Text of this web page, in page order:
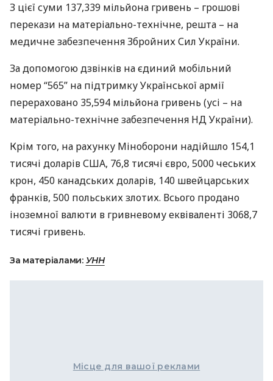
З цієї суми 137,339 мільйона гривень – грошові
перекази на матеріально-технічне, решта – на
медичне забезпечення Збройних Сил України.
За допомогою дзвінків на єдиний мобільний
номер “565” на підтримку Української армії
перераховано 35,594 мільйона гривень (усі – на
матеріально-технічне забезпечення НД України).
Крім того, на рахунку Міноборони надійшло 154,1
тисячі доларівСША, 76,8 тисячі євро, 5000 чеських
крон, 450 канадських доларів, 140 швейцарських
франків, 500 польських злотих. Всього продано
іноземної валюти в гривневому еквіваленті 3068,7
тисячі гривень.
За матеріалами: УНН
Місце для вашої реклами